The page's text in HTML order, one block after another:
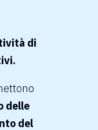
di
delle
del